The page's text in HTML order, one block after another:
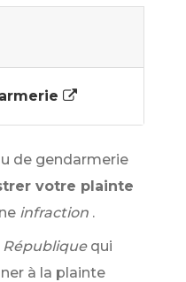
de gendarmerie
votre plainte
infraction .
qui
à la plainte